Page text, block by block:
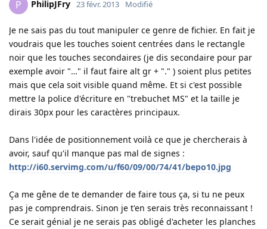
P PhilipJFry 23 févr. 2013 Modifié
Je ne sais pas du tout manipuler ce genre de fichier. En fait je
voudrais que les touches soient centrées dans le rectangle
noir que les touches secondaires (je dis secondaire pour par
exemple avoir "…" il faut faire alt gr + "." ) soient plus petites
mais que cela soit visible quand même. Et si c'est possible
mettre la police d'écriture en "trebuchet MS" et la taille je
dirais 30px pour les caractères principaux.
Dans l'idée de positionnement voilà ce que je chercherais à
avoir, sauf qu'il manque pas mal de signes :
http://i60.servimg.com/u/f60/09/00/74/41/bepo10.jpg
Ça me gêne de te demander de faire tous ça, si tu ne peux
pas je comprendrais. Sinon je t'en serais très reconnaissant !
Ce serait génial je ne serais pas obligé d'acheter les planches